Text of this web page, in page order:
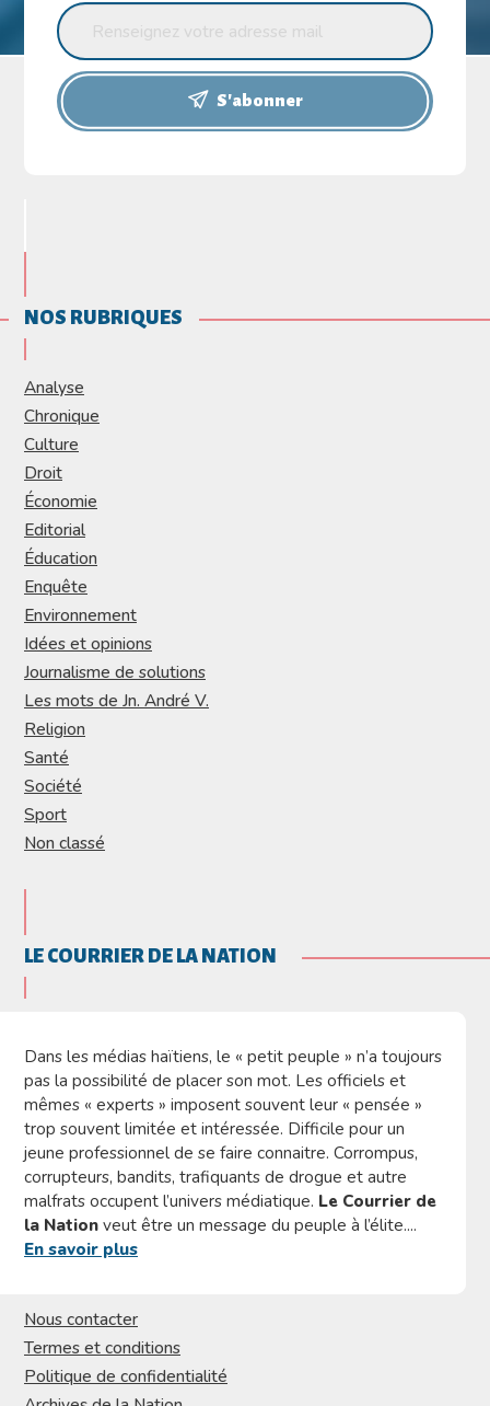
S'abonner
LE COURRIER DE LA NATION
Dans les médias haïtiens, le « petit peuple » n’a toujours
pas la possibilité de placer son mot. Les officiels et
mêmes « experts » imposent souvent leur « pensée »
trop souvent limitée et intéressée. Difficile pour un
jeune professionnel de se faire connaitre. Corrompus,
corrupteurs, bandits, trafiquants de drogue et autre
malfrats occupent l’univers médiatique. Le Courrier de
la Nationveut être un message du peuple à l’élite....
En savoir plus
Nous contacter
Termes et conditions
Politique de confidentialité
NOS RUBRIQUES
Analyse
Chronique
Culture
Droit
Économie
Editorial
Éducation
Enquête
Environnement
Idées et opinions
Journalisme de solutions
Les mots de Jn. André V.
Religion
Santé
Société
Sport
Non classé